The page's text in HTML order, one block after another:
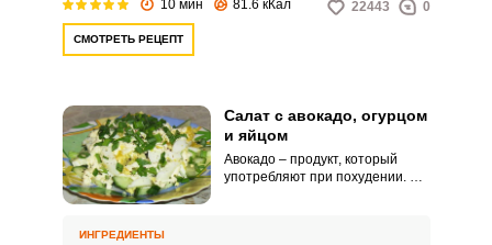
10 мин 81.6 кКал 22443 0
СМОТРЕТЬ РЕЦЕПТ
Салат с авокадо, огурцом
и яйцом
Авокадо – продукт, который
употребляют при похудении. Я
ИНГРЕДИЕНТЫ